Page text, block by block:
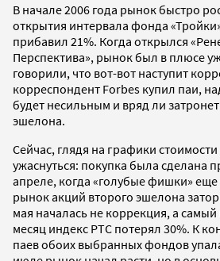
В начале 2006 года рынок быстро
открытия интервала фонда
прибавил 21%. Когда открылся
Перспектива», рынок был в плюсе
говорили, что вот-вот наступит
корреспондент Forbes купил паи,
будет несильным и вряд ли
эшелона.
Сейчас, глядя на графики
ужаснуться: покупка была сделана
апреле, когда «голубые фишки»
рынок акций второго эшелона
мая началась не коррекция, а
месяц индекс РТС потерял 30%. К
паев обоих выбранных фондов